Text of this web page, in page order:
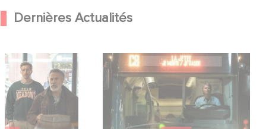
Dernières Actualités
avec
et José Garcia
Une date de sortie pour le nouveau
film de Franck Dubosc